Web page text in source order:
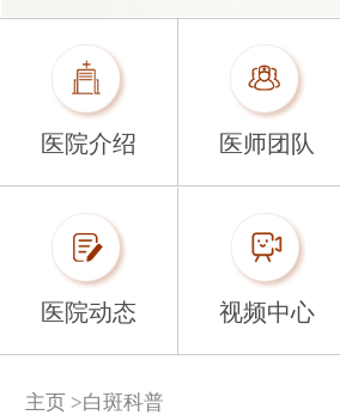
医院介绍 医师团队
医院动态 视频中心
主页 >白斑科普